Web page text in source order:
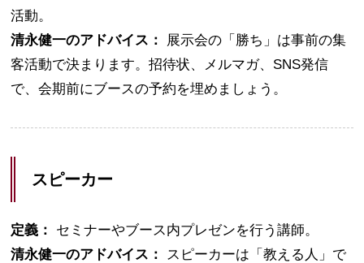
活動。
清永健一のアドバイス：
展示会の「勝ち」は事前の集
客活動で決まります。招待状、メルマガ、SNS発信
で、会期前にブースの予約を埋めましょう。
スピーカー
定義：
セミナーやブース内プレゼンを行う講師。
清永健一のアドバイス：
スピーカーは「教える人」で